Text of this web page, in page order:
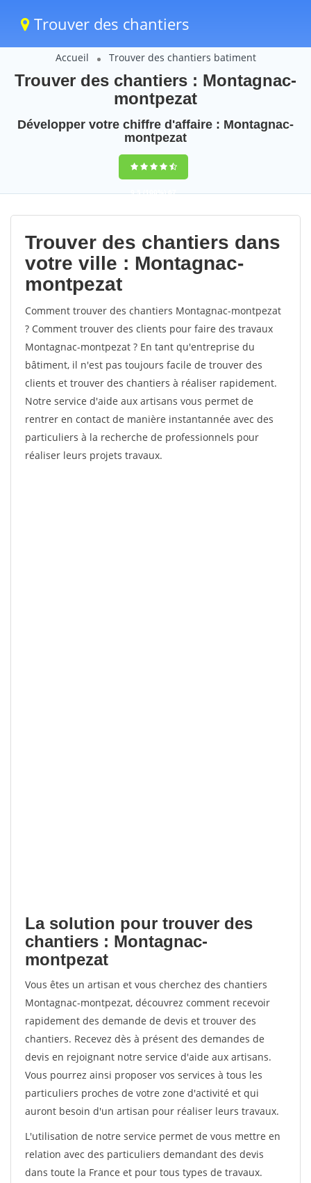
Trouver des chantiers
Accueil Trouver des chantiers batiment
Trouver des chantiers : Montagnac-
montpezat
Développer votre chiffre d'affaire : Montagnac-
montpezat
9,5(100%)67
votes
Trouver des chantiers dans
votre ville : Montagnac-
montpezat
Comment trouver des chantiers Montagnac-montpezat
? Comment trouver des clients pour faire des travaux
Montagnac-montpezat ? En tant qu'entreprise du
bâtiment, il n'est pas toujours facile de trouver des
clients et trouver des chantiers à réaliser rapidement.
Notre service d'aide aux artisans vous permet de
rentrer en contact de manière instantannée avec des
particuliers à la recherche de professionnels pour
réaliser leurs projets travaux.
La solution pour trouver des
chantiers : Montagnac-
montpezat
Vous êtes un artisan et vous cherchez des chantiers
Montagnac-montpezat, découvrez comment recevoir
rapidement des demande de devis et trouver des
chantiers. Recevez dès à présent des demandes de
devis en rejoignant notre service d'aide aux artisans.
Vous pourrez ainsi proposer vos services à tous les
particuliers proches de votre zone d'activité et qui
auront besoin d'un artisan pour réaliser leurs travaux.
L'utilisation de notre service permet de vous mettre en
relation avec des particuliers demandant des devis
dans toute la France et pour tous types de travaux.